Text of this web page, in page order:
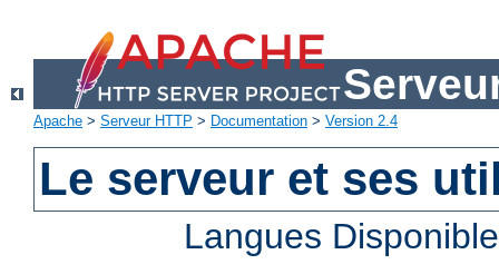
Apache > Serveur HTTP > Documentation > Version 2.4
Le serveur et ses
Langues